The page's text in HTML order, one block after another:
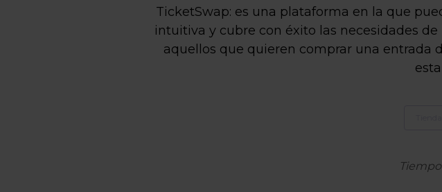
TicketSwap: es una plataforma en la que
intuitiva y cubre con éxito las necesidades
aquellos que quieren comprar una entrada